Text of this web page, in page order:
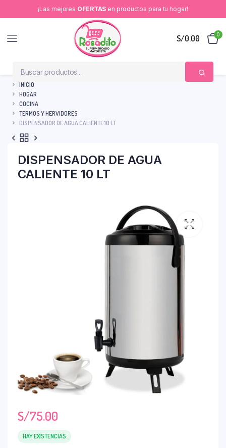
¡Las mejores OFERTAS en productos para tu hogar!
S/0.00 0
INICIO
HOGAR
COCINA
TERMOS Y HERVIDORES
DISPENSADOR DE AGUA CALIENTE 10 LT
DISPENSADOR DE AGUA
CALIENTE 10 LT
S/75.00
HAY EXISTENCIAS